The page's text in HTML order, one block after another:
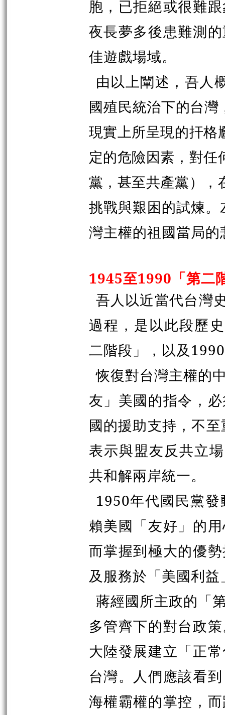
胞，已拒絕或很難
夜長夢多後患難測
佳遊戲場域。
由以上闡述，吾人
國殖民統治下的台灣
現實上所呈現的扞格
定的危險因素，對
黨，甚至共產黨），
挑戰與艱困的試煉。
灣主權的祖國當局的
1945至1990「第二
吾人以近當代台灣
過程，是以此段歷
二階段」，以及
恢復對台灣主權的
友」美國的指令，
國的援助支持，不
表示與盟友反共立
共和解兩岸統一。
1950年代國民黨
賴美國「友好」的
而掌握到極大的優
及服務於「美國利
蔣經國所主政的「
多管齊下的對台政
大陸發展建立「正
台灣。人們應該看
海權霸權的掌控，